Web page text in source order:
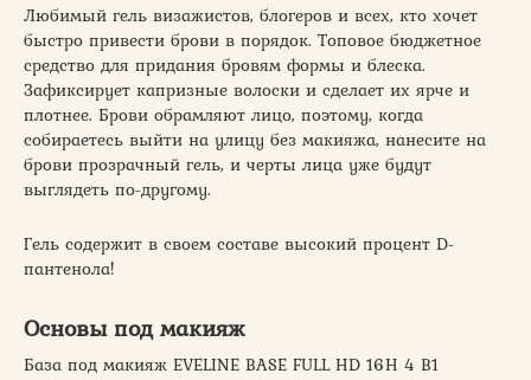
Любимый гель визажистов, блогеров и всех, кто хочет
быстро привести брови в порядок. Топовое бюджетное
средство для придания бровям формы и блеска.
Зафиксирует капризные волоски и сделает их ярче и
плотнее. Брови обрамляют лицо, поэтому, когда
собираетесь выйти на улицу без макияжа, нанесите на
брови прозрачный гель, и черты лица уже будут
выглядеть по-другому.
Гель содержит в своем составе высокий процент D-
пантенола!
Основы под макияж
База под макияж EVELINE BASE FULL HD 16H 4 В1